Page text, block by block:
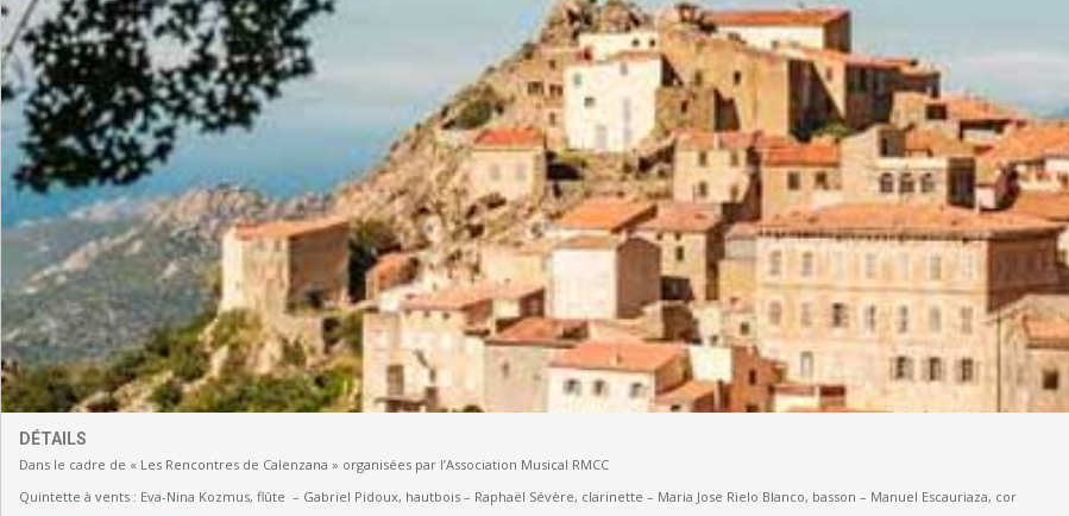
DÉTAILS
Dans le cadre de « Les Rencontres de Calenzana » organisées par l’Association Musical RMCC
Quintette à vents : Eva-Nina Kozmus, flûte – Gabriel Pidoux, hautbois – Raphaël Sévère, clarinette – Maria Jose Rielo Blanco, basson – Manuel Escauriaza, cor